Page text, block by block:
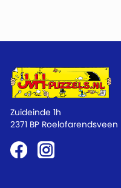
Zuideinde 1h
2371 BP Roelofarendsveen